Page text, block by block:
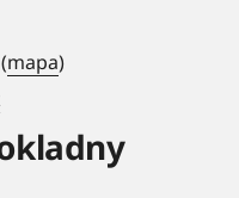
mapa)